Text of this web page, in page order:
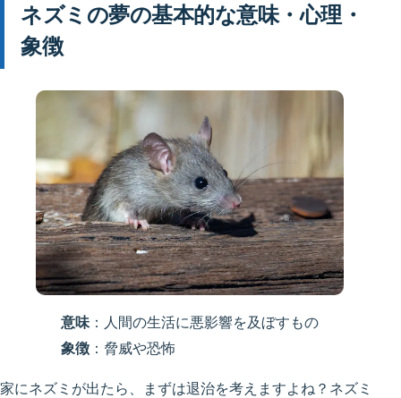
ネズミの夢の基本的な意味・心理・
象徴
意味：人間の生活に悪影響を及ぼすもの
象徴 ：脅威や恐怖
家にネズミが出たら、まずは退治を考えますよね？ネズミ